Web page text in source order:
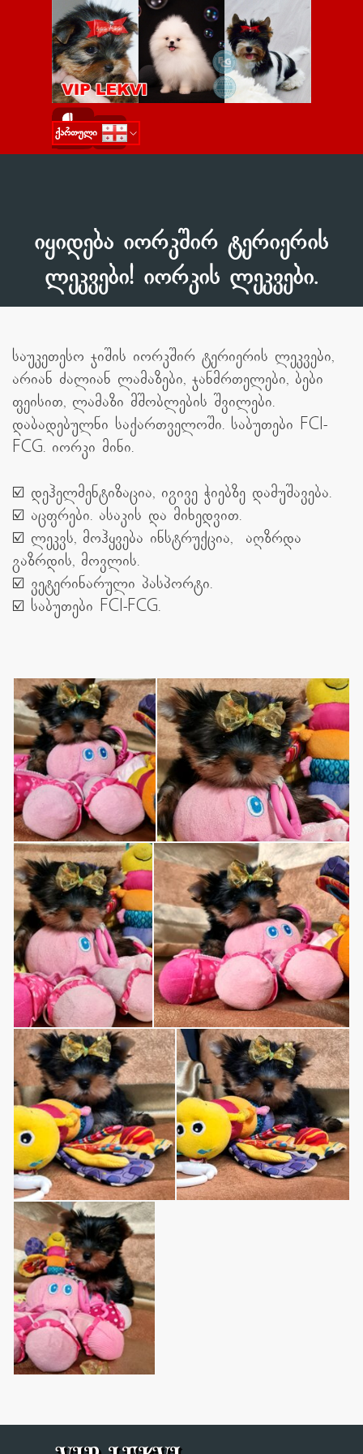
ქართული
Русский
Skip menu
იყიდება იორკშირ ტერიერის
ლეკვები! იორკის ლეკვები.
საუკეთესო ჯიშის იორკშირ ტერიერის ლეკვები,
არიან ძალიან ლამაზები, ჯანმრთელები, ბები
ფეისით, ლამაზი მშობლების შვილები.
დაბადებულნი საქართველოში. საბუთები FCI-
FCG. იორკი მინი.
☑️ დეჰელმენტიზაცია, იგივე ჭიებზე დამუშავება.
☑️ აცფრები. ასაკის და მიხედვით.
☑️ ლეკვს, მოჰყვება ინსტრუქცია, აღზრდა
გაზრდის, მოვლის.
☑️ ვეტერინარული პასპორტი.
☑️ საბუთები FCI-FCG.